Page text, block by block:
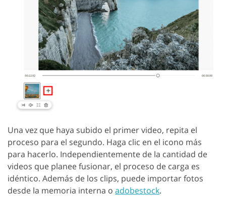
Una vez que haya subido el primer video, repita el
proceso para el segundo. Haga clic en el icono más
para hacerlo. Independientemente de la cantidad de
videos que planee fusionar, el proceso de carga es
idéntico. Además de los clips, puede importar fotos
desde la memoria interna o adobestock.